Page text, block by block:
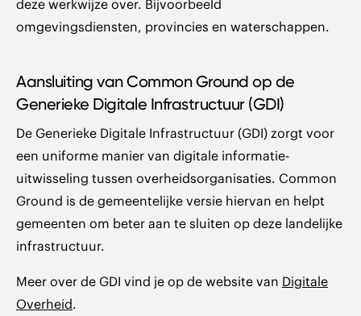
deze werkwijze over. Bijvoorbeeld
omgevingsdiensten, provincies en waterschappen.
Aansluiting van Common Ground op de
Generieke Digitale Infrastructuur (GDI)
De Generieke Digitale Infrastructuur (GDI) zorgt voor
een uniforme manier van digitale informatie-
uitwisseling tussen overheidsorganisaties. Common
Ground is de gemeentelijke versie hiervan en helpt
gemeenten om beter aan te sluiten op deze landelijke
infrastructuur.
Meer over de GDI vind je op de website van Digitale
Overheid